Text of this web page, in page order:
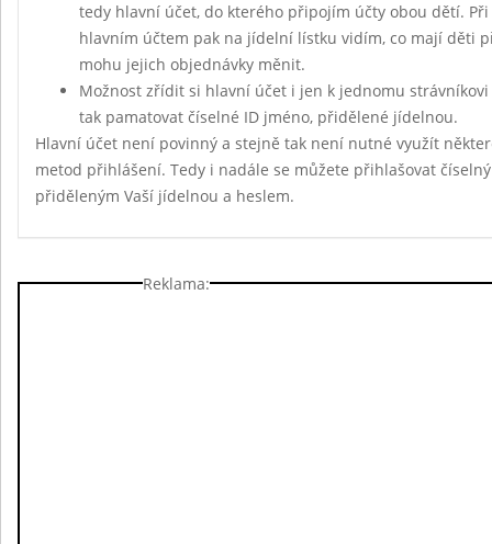
tedy hlavní účet, do kterého připojím účty obou dětí.
hlavním účtem pak na jídelní lístku vidím, co mají děti
mohu jejich objednávky měnit.
Možnost zřídit si hlavní účet i jen k jednomu
tak pamatovat číselné ID jméno, přidělené jídelnou.
Hlavní účet není povinný a stejně tak není nutné využít
metod přihlášení. Tedy i nadále se můžete přihlašovat
přiděleným Vaší jídelnou a heslem.
Reklama: